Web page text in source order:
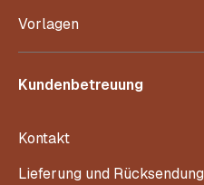
Vorlagen
Kundenbetreuung
Kontakt
Lieferung und Rücksendung